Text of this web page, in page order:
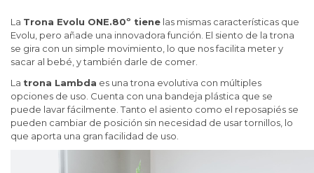
La Trona Evolu ONE.80º tiene las mismas características que
Evolu, pero añade una innovadora función. El siento de la trona
se gira con un simple movimiento, lo que nos facilita meter y
sacar al bebé, y también darle de comer.
La trona Lambda es una trona evolutiva con múltiples
opciones de uso. Cuenta con una bandeja plástica que se
puede lavar fácilmente. Tanto el asiento como el reposapiés se
pueden cambiar de posición sin necesidad de usar tornillos, lo
que aporta una gran facilidad de uso.